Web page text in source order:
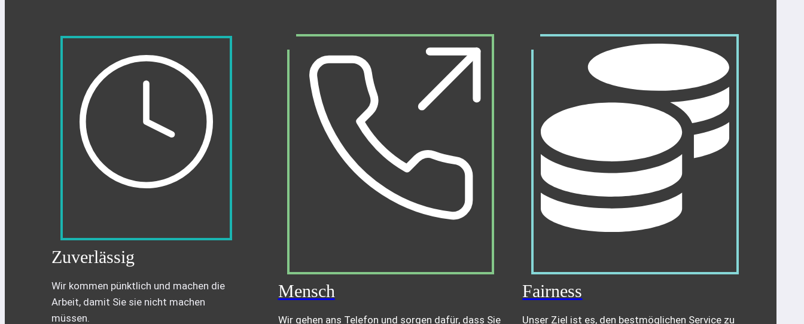
Zuverlässig
Wir kommen pünktlich und machen die
Arbeit, damit Sie sie nicht machen
müssen.
Mensch
Wir gehen ans Telefon und sorgen dafür, dass Sie
Fairness
Unser Ziel ist es, den bestmöglichen Service zu